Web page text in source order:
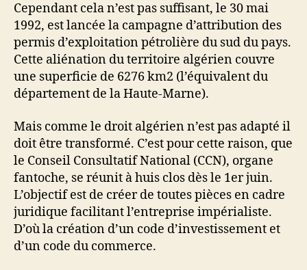
Cependant cela n’est pas suffisant, le 30 mai
1992, est lancée la campagne d’attribution des
permis d’exploitation pétrolière du sud du pays.
Cette aliénation du territoire algérien couvre
une superficie de 6276 km2 (l’équivalent du
département de la Haute-Marne).
Mais comme le droit algérien n’est pas adapté il
doit être transformé. C’est pour cette raison, que
le Conseil Consultatif National (CCN), organe
fantoche, se réunit à huis clos dès le 1er juin.
L’objectif est de créer de toutes pièces en cadre
juridique facilitant l’entreprise impérialiste.
D’où la création d’un code d’investissement et
d’un code du commerce.